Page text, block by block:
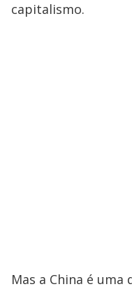
capitalismo.
Mas a China é